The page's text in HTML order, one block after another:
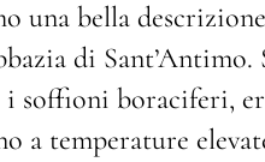
una bella
di Sant’Antimo.
soffioni boraciferi,
a temperature